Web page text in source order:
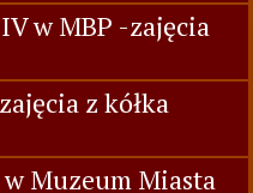
w MBP -zajęcia
z kółka
Muzeum Miasta